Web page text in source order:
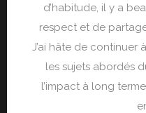
d’habitude, il y a
respect et de
J’ai hâte de continuer
les sujets abordés
l’impact à long